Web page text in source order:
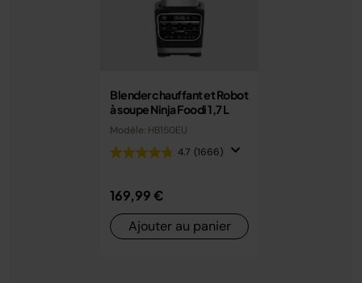
Blender chauffant et Robot
à soupe Ninja Foodi 1,7 L
Modèle: HB150EU
4.7 (1666)
169,99 €
Ajouter au panier